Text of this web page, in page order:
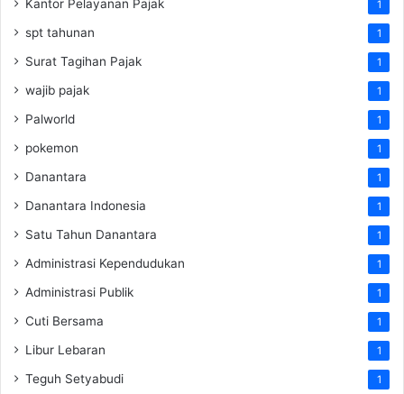
Kantor Pelayanan Pajak 1
spt tahunan 1
Surat Tagihan Pajak 1
wajib pajak 1
Palworld 1
pokemon 1
Danantara 1
Danantara Indonesia 1
Satu Tahun Danantara 1
Administrasi Kependudukan 1
Administrasi Publik 1
Cuti Bersama 1
Libur Lebaran 1
Teguh Setyabudi 1